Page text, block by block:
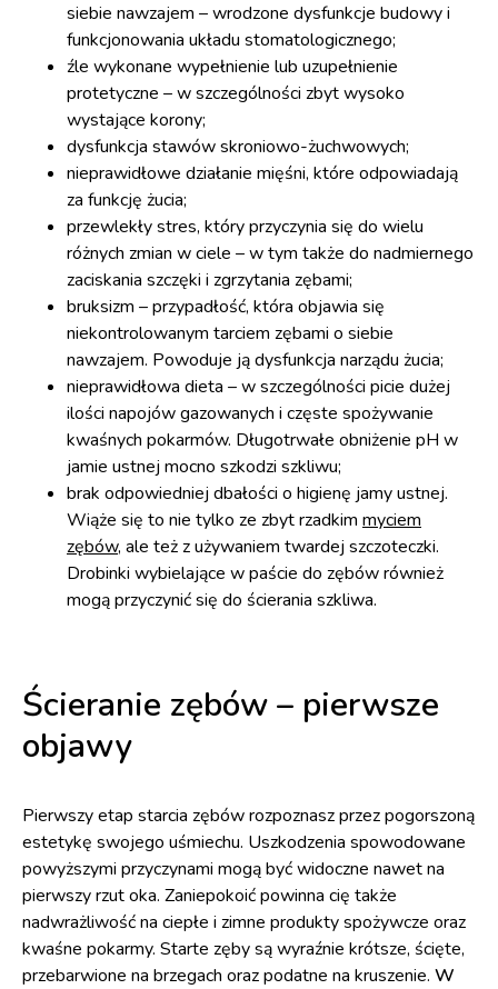
siebie nawzajem – wrodzone dysfunkcje budowy i
funkcjonowania układu stomatologicznego;
źle wykonane wypełnienie lub uzupełnienie
protetyczne – w szczególności zbyt wysoko
wystające korony;
dysfunkcja stawów skroniowo-żuchwowych;
nieprawidłowe działanie mięśni, które odpowiadają
za funkcję żucia;
przewlekły stres, który przyczynia się do wielu
różnych zmian w ciele – w tym także do nadmiernego
zaciskania szczęki i zgrzytania zębami;
bruksizm – przypadłość, która objawia się
niekontrolowanym tarciem zębami o siebie
nawzajem. Powoduje ją dysfunkcja narządu żucia;
nieprawidłowa dieta – w szczególności picie dużej
ilości napojów gazowanych i częste spożywanie
kwaśnych pokarmów. Długotrwałe obniżenie pH w
jamie ustnej mocno szkodzi szkliwu;
brak odpowiedniej dbałości o higienę jamy ustnej.
Wiąże się to nie tylko ze zbyt rzadkim myciem
zębów, ale też z używaniem twardej szczoteczki.
Drobinki wybielające w paście do zębów również
mogą przyczynić się do ścierania szkliwa.
Ścieranie zębów – pierwsze
objawy
Pierwszy etap starcia zębów rozpoznasz przez pogorszoną
estetykę swojego uśmiechu. Uszkodzenia spowodowane
powyższymi przyczynami mogą być widoczne nawet na
pierwszy rzut oka. Zaniepokoić powinna cię także
nadwrażliwość na ciepłe i zimne produkty spożywcze oraz
kwaśne pokarmy. Starte zęby są wyraźnie krótsze, ścięte,
przebarwione na brzegach oraz podatne na kruszenie. W